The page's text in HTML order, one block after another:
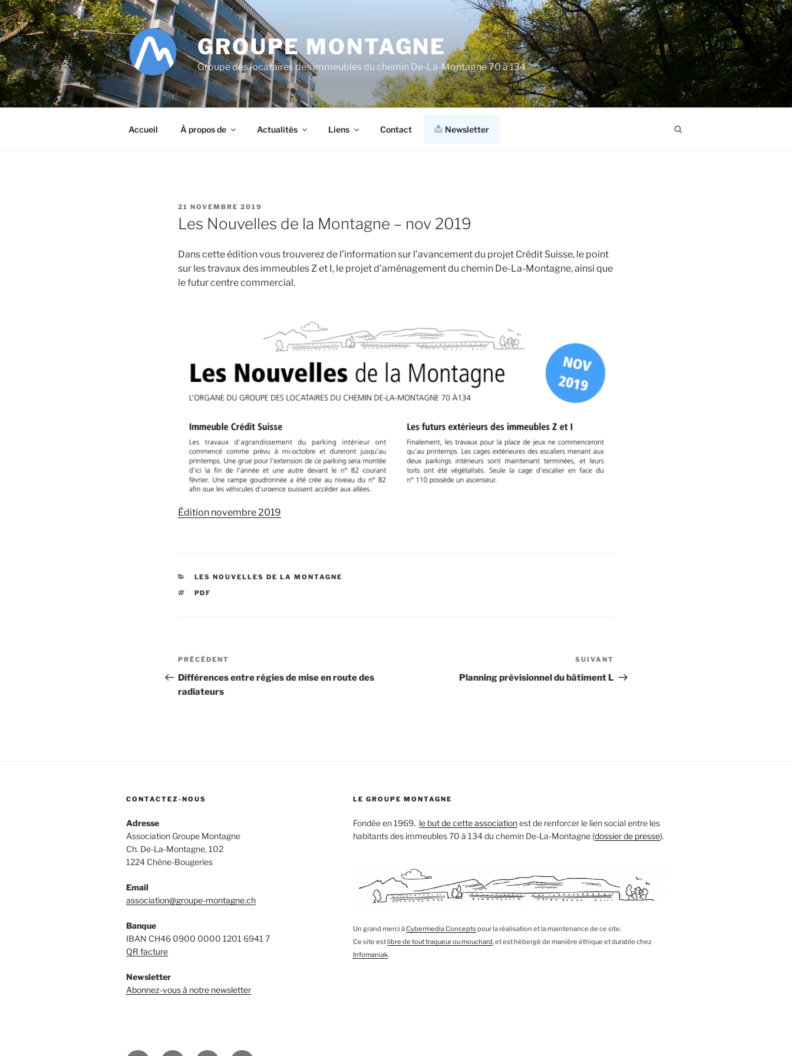
Aller
au
contenu
principal
GROUPE MONTAGNE
Groupe des locataires des immeubles du chemin De-La-Montagne 70 à 134
Accueil À propos de Actualités Liens Contact Newsletter
PUBLIÉ
LE
21 NOVEMBRE 2019
Les Nouvelles de la Montagne – nov 2019
Dans cette édition vous trouverez de l’information sur l’avancement du projet Crédit Suisse, le point
sur les travaux des immeubles Z et I, le projet d’aménagement du chemin De-La-Montagne, ainsi que
le futur centre commercial.
Édition novembre 2019
CATÉGORIES
LES NOUVELLES DE LA MONTAGNE
ÉTIQUETTES
PDF
Navigation
de
l’article
Article
précédent
PRÉCÉDENT
Différences entre régies de mise en route des
radiateurs
suivant
SUIVANT
Planning prévisionnel du bâtiment L
CONTACTEZ-NOUS
Adresse
Association Groupe Montagne
Ch. De-La-Montagne, 102
1224 Chêne-Bougeries
Email
association@groupe-montagne.ch
Banque
IBAN CH46 0900 0000 1201 6941 7
QR facture
Newsletter
Abonnez-vous à notre newsletter
LE GROUPE MONTAGNE
Fondée en 1969, le but de cette associationest de renforcer le lien social entre les
habitants des immeubles 70 à 134 du chemin De-La-Montagne (dossier de presse).
Un grand merci àCybermedia Conceptspour la réalisation et la maintenance de ce site.
Ce site estlibre de tout traqueur ou mouchard, et est hébergé de manière éthique et durable chez
Infomaniak.